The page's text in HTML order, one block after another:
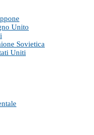
Unito
Sovietica
Uniti